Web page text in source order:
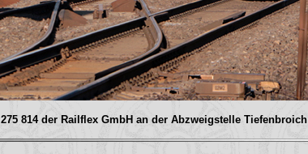
275 814 der Railflex GmbH an der Abzweigstelle Tiefenbroich